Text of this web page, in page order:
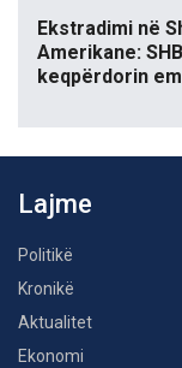
Ekstradimi në
Amerikane:
keqpërdorin
Lajme
Politikë
Kronikë
Aktualitet
Ekonomi